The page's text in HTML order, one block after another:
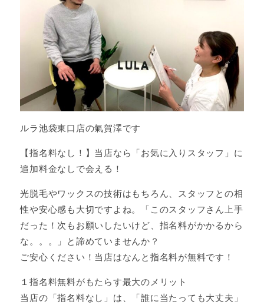
ルラ池袋東口店の氣賀澤です
【指名料なし！】当店なら「お気に入りスタッフ」に
追加料金なしで会える！
光脱毛やワックスの技術はもちろん、スタッフとの相
性や安心感も大切ですよね。「このスタッフさん上手
だった！次もお願いしたいけど、指名料がかかるから
な。。。」と諦めていませんか？
ご安心ください！当店はなんと指名料が無料です！
１指名料無料がもたらす最大のメリット
当店の「指名料なし」は、「誰に当たっても大丈夫」